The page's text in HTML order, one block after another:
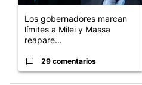
Los gobernadores marcan
límites a Milei y Massa
reapare...
29 comentarios